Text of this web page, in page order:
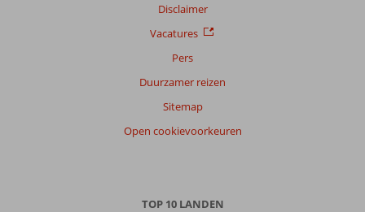
Disclaimer
Vacatures
Pers
Duurzamer reizen
Sitemap
Open cookievoorkeuren
TOP 10 LANDEN